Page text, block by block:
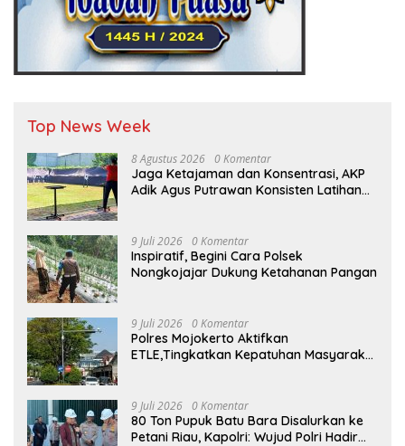
Top News Week
8 Agustus 2026 0 Komentar
Jaga Ketajaman dan Konsentrasi, AKP
Adik Agus Putrawan Konsisten Latihan
9 Juli 2026 0 Komentar
Inspiratif, Begini Cara Polsek
Nongkojajar Dukung Ketahanan Pangan
9 Juli 2026 0 Komentar
Polres Mojokerto Aktifkan
ETLE,Tingkatkan Kepatuhan Masyarakat
9 Juli 2026 0 Komentar
80 Ton Pupuk Batu Bara Disalurkan ke
Petani Riau, Kapolri: Wujud Polri Hadir